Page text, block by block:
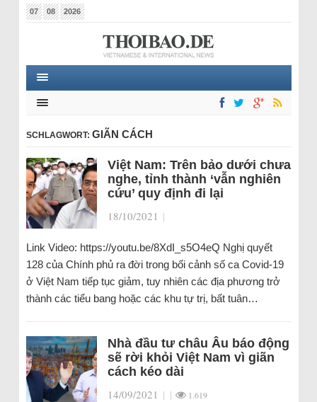
07 08 2026
SCHLAGWORT: GIÃN CÁCH
Việt Nam: Trên bảo dưới chưa
nghe, tỉnh thành ‘vẫn nghiên
cứu’ quy định đi lại
18/10/2021 |
Link Video: https://youtu.be/8XdI_s5O4eQ Nghị quyết
128 của Chính phủ ra đời trong bối cảnh số ca Covid-19
ở Việt Nam tiếp tục giảm, tuy nhiên các địa phương trở
thành các tiểu bang hoặc các khu tự trị, bất tuân…
Nhà đầu tư châu Âu báo động
sẽ rời khỏi Việt Nam vì giãn
cách kéo dài
14/09/2021 | | 1.619